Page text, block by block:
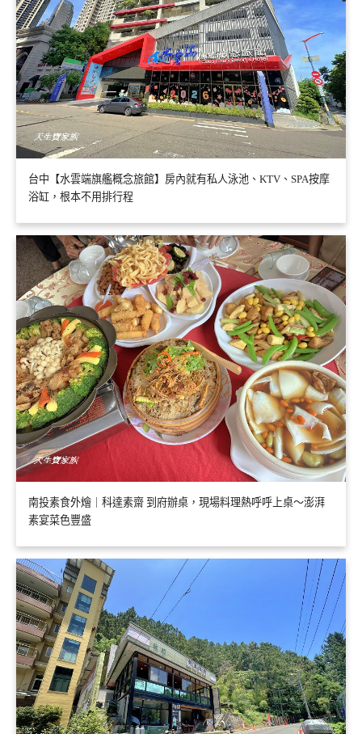
台中【水雲端旗艦概念旅館】房內就有私人泳池、KTV、SPA按摩
浴缸，根本不用排行程
南投素食外燴｜科達素齋 到府辦桌，現場料理熱呼呼上桌～澎湃
素宴菜色豐盛